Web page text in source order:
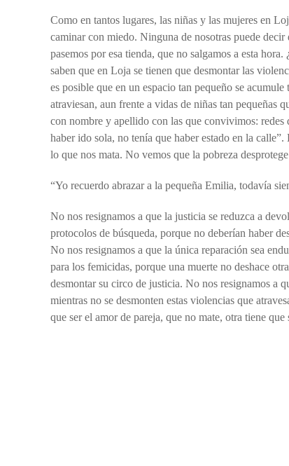
Como en tantos lugares, las niñas y las mujeres en
caminar con miedo. Ninguna de nosotras puede
pasemos por esa tienda, que no salgamos a esta
saben que en Loja se tienen que desmontar las
es posible que en un espacio tan pequeño se
atraviesan, aun frente a vidas de niñas tan pequeñas
con nombre y apellido con las que convivimos: redes
haber ido sola, no tenía que haber estado en la
lo que nos mata. No vemos que la pobreza
“Yo recuerdo abrazar a la pequeña Emilia, todavía
No nos resignamos a que la justicia se reduzca a
protocolos de búsqueda, porque no deberían haber
No nos resignamos a que la única reparación sea
para los femicidas, porque una muerte no deshace
desmontar su circo de justicia. No nos resignamos a
mientras no se desmonten estas violencias que
que ser el amor de pareja, que no mate, otra tiene